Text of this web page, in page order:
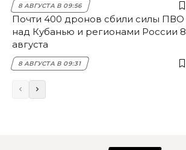
8 АВГУСТА В 09:56
Почти 400 дронов сбили силы ПВО
над Кубанью и регионами России 8
августа
8 АВГУСТА В 09:31